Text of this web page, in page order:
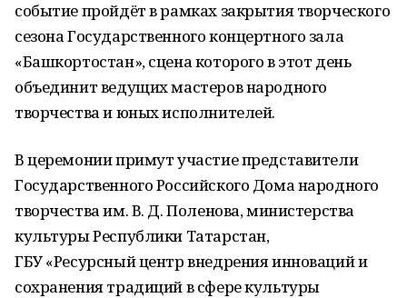
событие пройдёт в рамках закрытия творческого
сезона Государственного концертного зала
«Башкортостан», сцена которого в этот день
объединит ведущих мастеров народного
творчества и юных исполнителей.
В церемонии примут участие представители
Государственного Российского Дома народного
творчества им. В. Д. Поленова, министерства
культуры Республики Татарстан,
ГБУ «Ресурсный центр внедрения инноваций и
сохранения традиций в сфере культуры